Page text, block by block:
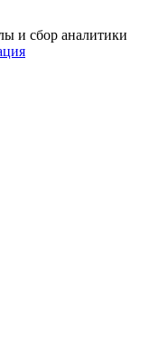
и сбор аналитики